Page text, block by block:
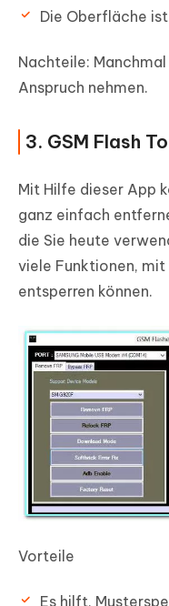
Die Oberfläche
Nachteile:
Anspruch nehmen.
3. GSM Flash
Mit Hilfe dieser App
ganz einfach
die Sie heute
viele Funktionen,
entsperren können.
Vorteile
Es hilft,